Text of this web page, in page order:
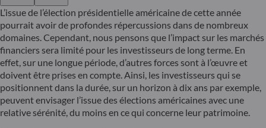
L’issue de l’élection présidentielle américaine de cette année
pourrait avoir de profondes répercussions dans de nombreux
domaines. Cependant, nous pensons que l’impact sur les marchés
financiers sera limité pour les investisseurs de long terme. En
effet, sur une longue période, d’autres forces sont à l’œuvre et
doivent être prises en compte. Ainsi, les investisseurs qui se
positionnent dans la durée, sur un horizon à dix ans par exemple,
peuvent envisager l’issue des élections américaines avec une
relative sérénité, du moins en ce qui concerne leur patrimoine.